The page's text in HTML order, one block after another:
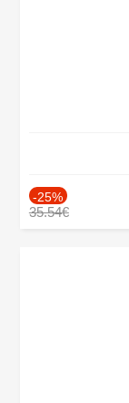
-25%
35.54€